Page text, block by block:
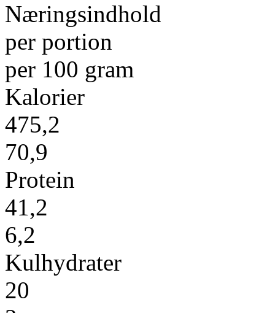
Næringsindhold
per portion
per 100 gram
Kalorier
475,2
70,9
Protein
41,2
6,2
Kulhydrater
20